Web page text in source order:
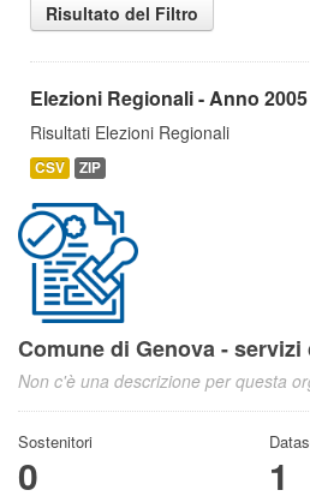
Risultato del Filtro
Elezioni Regionali - Anno 2005
Risultati Elezioni Regionali
CSV ZIP
Comune di Genova -
Non c'è una descrizione per questa
Sostenitori
0 1